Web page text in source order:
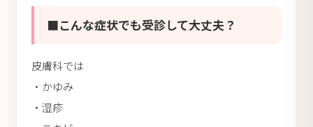
■こんな症状でも受診して大丈夫？
皮膚科では
・かゆみ
・湿疹